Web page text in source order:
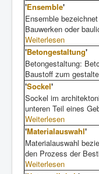
'Ensemble'
Ensemble
Bauwerken oder
Weiterlesen
'Betongestaltung'
Betongestaltung:
Baustoff zum
'Sockel'
Sockel im
unteren Teil eines
Weiterlesen
'Materialauswahl'
Materialauswahl
den Prozess der
Weiterlesen